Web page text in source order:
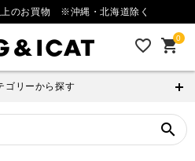
のお買物 ※沖縄・北海道除く
favorite_outline 0
shopping_cart
ゴリーから探す
search